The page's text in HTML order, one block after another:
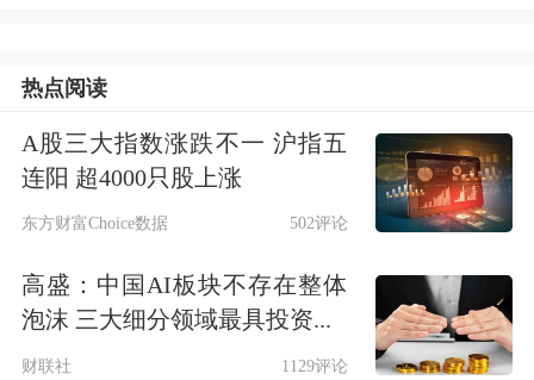
热点阅读
A股三大指数涨跌不一 沪指五
连阳 超4000只股上涨
东方财富Choice数据 502评论
高盛：中国AI板块不存在整体
泡沫 三大细分领域最具投资...
财联社 1129评论